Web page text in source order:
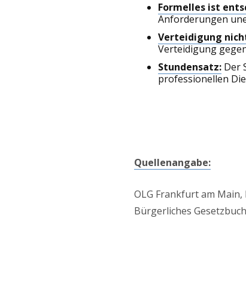
Formelles ist
Anforderungen
Verteidigung
Verteidigung
Stundensatz: Der
professionellen
Quellenangabe:
OLG Frankfurt am Main,
Bürgerliches